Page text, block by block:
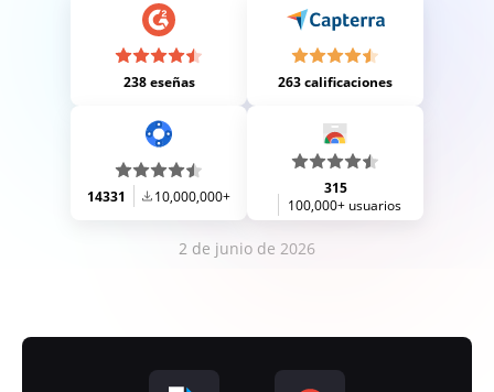
238 eseñas 263 calificaciones
14331 10,000,000+
315
100,000+ usuarios
2 de junio de 2026